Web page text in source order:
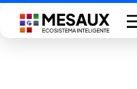
Saltar
contenido